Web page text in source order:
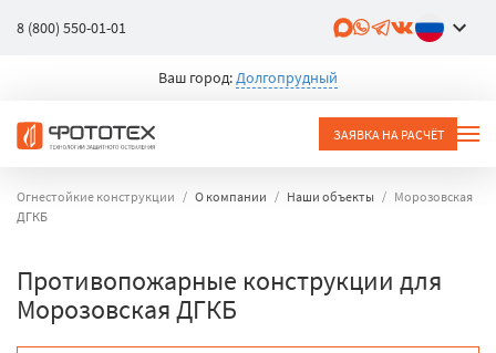
8 (800) 550-01-01
Ваш город:Долгопрудный
ЗАЯВКА НА РАСЧЁТ
Огнестойкие конструкции О компании Наши объекты
Морозовская
ДГКБ
Противопожарные конструкции для
Морозовская ДГКБ